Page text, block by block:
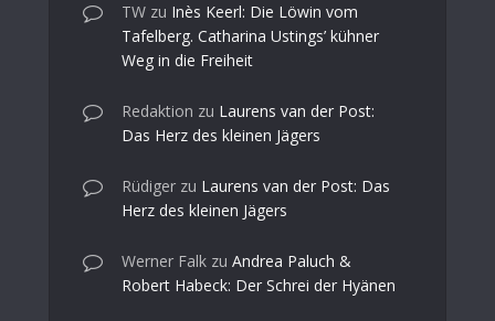
TW zu Inès Keerl: Die Löwin vom
Tafelberg. Catharina Ustings’ kühner
Weg in die Freiheit
Redaktion zu Laurens van der Post:
Das Herz des kleinen Jägers
Rüdiger zu Laurens van der Post: Das
Herz des kleinen Jägers
Werner Falk zu Andrea Paluch &
Robert Habeck: Der Schrei der Hyänen